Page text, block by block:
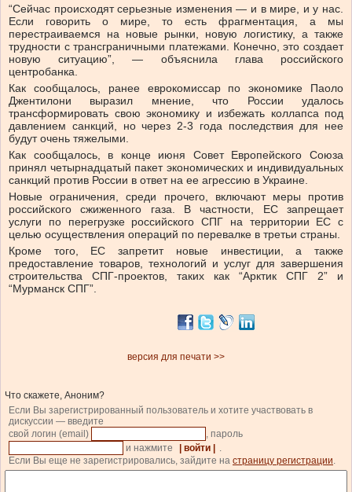
“Сейчас происходят серьезные изменения — и в мире, и у нас.
Если говорить о мире, то есть фрагментация, а мы
перестраиваемся на новые рынки, новую логистику, а также
трудности с трансграничными платежами. Конечно, это создает
новую ситуацию”, — объяснила глава российского
центробанка.
Как сообщалось, ранее еврокомиссар по экономике Паоло
Джентилони выразил мнение, что России удалось
трансформировать свою экономику и избежать коллапса под
давлением санкций, но через 2-3 года последствия для нее
будут очень тяжелыми.
Как сообщалось, в конце июня Совет Европейского Союза
принял четырнадцатый пакет экономических и индивидуальных
санкций против России в ответ на ее агрессию в Украине.
Новые ограничения, среди прочего, включают меры против
российского сжиженного газа. В частности, ЕС запрещает
услуги по перегрузке российского СПГ на территории ЕС с
целью осуществления операций по перевалке в третьи страны.
Кроме того, ЕС запретит новые инвестиции, а также
предоставление товаров, технологий и услуг для завершения
строительства СПГ-проектов, таких как “Арктик СПГ 2” и
“Мурманск СПГ”.
версия для печати >>
Что скажете, Аноним?
Если Вы зарегистрированный пользователь и хотите участвовать в
дискуссии — введите
свой логин (email)
, пароль
и нажмите
| войти |
.
Если Вы еще не зарегистрировались, зайдите на страницу регистрации.